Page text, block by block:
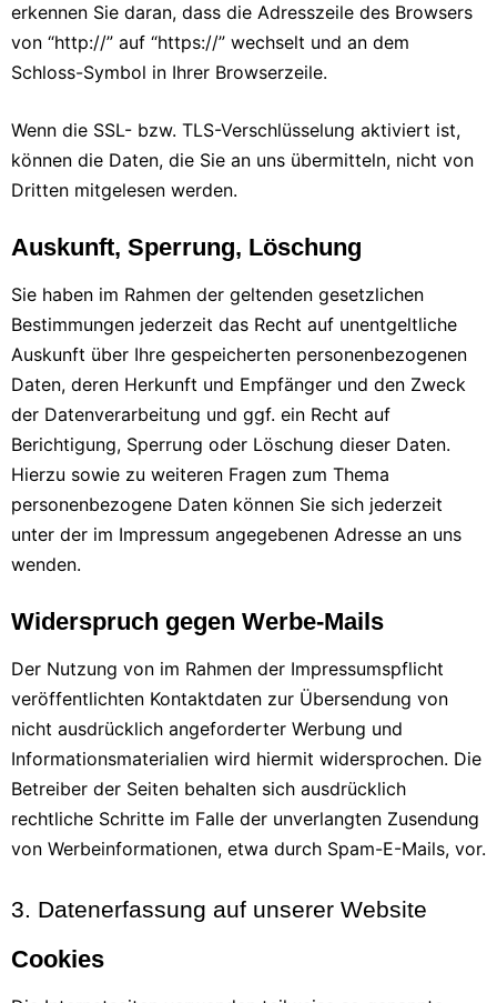
erkennen Sie daran, dass die Adresszeile des Browsers
von “http://” auf “https://” wechselt und an dem
Schloss-Symbol in Ihrer Browserzeile.
Wenn die SSL- bzw. TLS-Verschlüsselung aktiviert ist,
können die Daten, die Sie an uns übermitteln, nicht von
Dritten mitgelesen werden.
Auskunft, Sperrung, Löschung
Sie haben im Rahmen der geltenden gesetzlichen
Bestimmungen jederzeit das Recht auf unentgeltliche
Auskunft über Ihre gespeicherten personenbezogenen
Daten, deren Herkunft und Empfänger und den Zweck
der Datenverarbeitung und ggf. ein Recht auf
Berichtigung, Sperrung oder Löschung dieser Daten.
Hierzu sowie zu weiteren Fragen zum Thema
personenbezogene Daten können Sie sich jederzeit
unter der im Impressum angegebenen Adresse an uns
wenden.
Widerspruch gegen Werbe-Mails
Der Nutzung von im Rahmen der Impressumspflicht
veröffentlichten Kontaktdaten zur Übersendung von
nicht ausdrücklich angeforderter Werbung und
Informationsmaterialien wird hiermit widersprochen. Die
Betreiber der Seiten behalten sich ausdrücklich
rechtliche Schritte im Falle der unverlangten Zusendung
von Werbeinformationen, etwa durch Spam-E-Mails, vor.
3. Datenerfassung auf unserer Website
Cookies